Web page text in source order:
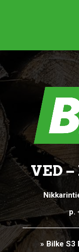
VED
p.
» Bilke S3